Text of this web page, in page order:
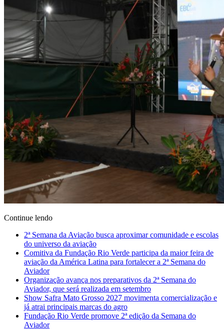
Continue lendo
2ª Semana da Aviação busca aproximar comunidade e escolas
do universo da aviação
Comitiva da Fundação Rio Verde participa da maior feira de
aviação da América Latina para fortalecer a 2ª Semana do
Aviador
Organização avança nos preparativos da 2ª Semana do
Aviador, que será realizada em setembro
Show Safra Mato Grosso 2027 movimenta comercialização e
já atrai principais marcas do agro
Fundação Rio Verde promove 2ª edição da Semana do
Aviador